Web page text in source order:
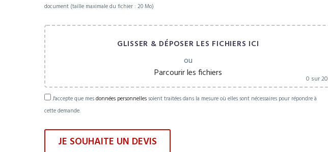
document (taille maximale du fichier : 20 Mo)
GLISSER & DÉPOSER LES FICHIERS ICI
ou
Parcourir les fichiers
0 sur 20
J'accepte que mesdonnées personnellessoient traitées dans la mesure où elles sont nécessaires pour répondre à
cette demande.